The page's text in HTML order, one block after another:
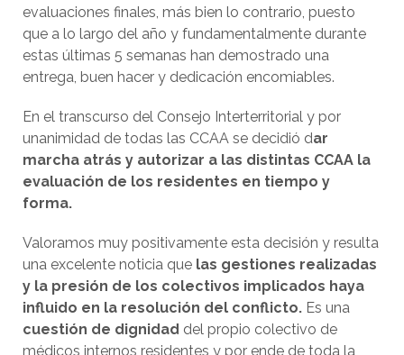
evaluaciones finales, más bien lo contrario, puesto
que a lo largo del año y fundamentalmente durante
estas últimas 5 semanas han demostrado una
entrega, buen hacer y dedicación encomiables.
En el transcurso del Consejo Interterritorial y por
unanimidad de todas las CCAA se decidió dar
marcha atrás y autorizar a las distintas CCAA la
evaluación de los residentes en tiempo y
forma.
Valoramos muy positivamente esta decisión y resulta
una excelente noticia que las gestiones realizadas
y la presión de los colectivos implicados haya
influido en la resolución del conflicto. Es una
cuestión de dignidad del propio colectivo de
médicos internos residentes y por ende de toda la